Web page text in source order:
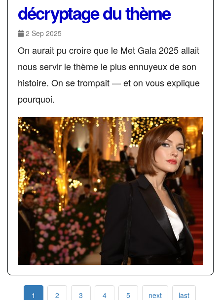
décryptage du thème
2 Sep 2025
On aurait pu croire que le Met Gala 2025 allait
nous servir le thème le plus ennuyeux de son
histoire. On se trompait — et on vous explique
pourquoi.
1 2 3 4 5 next last